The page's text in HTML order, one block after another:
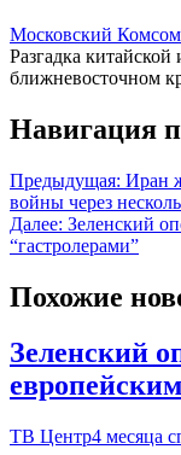
Московский
Разгадка
ближневосточном
Навигация
Предыдущая: Иран
войны через
Далее: Зеленский
“гастролерами”
Похожие
Зеленский
ТВ Центр4 месяца